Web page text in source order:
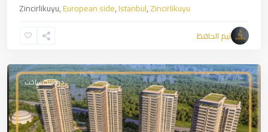
Zincirlikuyu,European side,Istanbul,Zincirlikuyu
تیم الحافظ
Asian
Side,
در دست ساخت